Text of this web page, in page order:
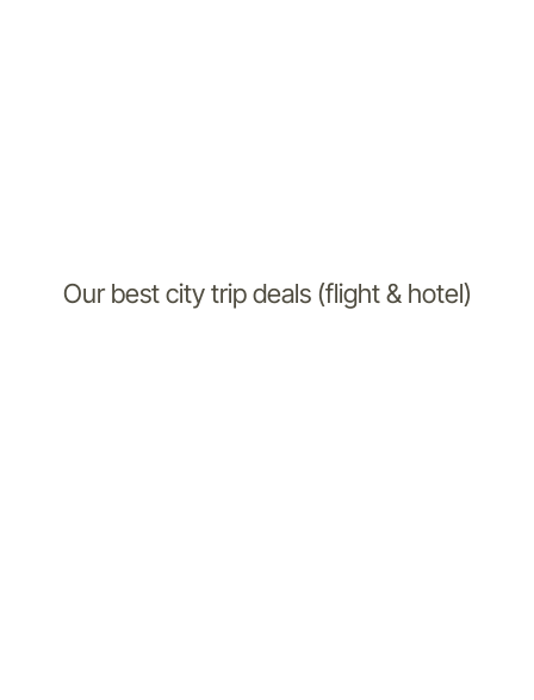
Our best city trip deals (flight & hotel)